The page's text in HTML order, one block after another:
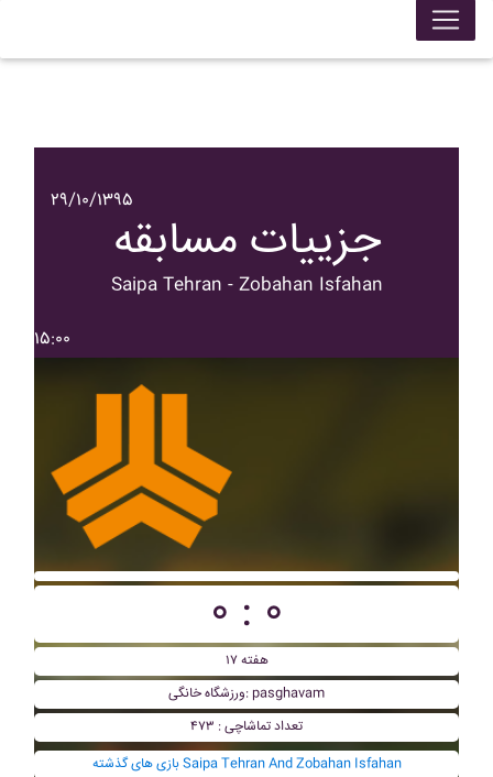
۲۹/۱۰/۱۳۹۵
جزییات مسابقه
Saipa Tehran - Zobahan Isfahan
۱۵:۰۰
۰ : ۰
هفته ۱۷
ورزشگاه خانگی: pasghavam
تعداد تماشاچی : ۴۷۳
بازی های گذشته Saipa Tehran And Zobahan Isfahan